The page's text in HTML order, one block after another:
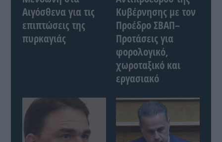
Αιγόσθενα για τις
επιπτώσεις της
πυρκαγιάς
Κυβέρνησης με τον
Προέδρο ΣΒΑΠ–
Προτάσεις για
φορολογικό,
χωροταξικό και
εργασιακό